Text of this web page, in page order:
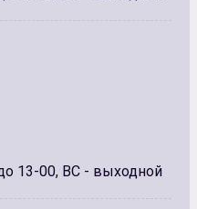
13-00, ВС - выходной